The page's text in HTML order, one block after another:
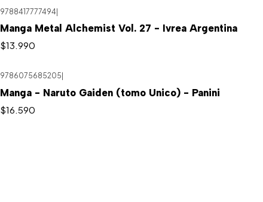
9788417777494
Manga Metal Alchemist Vol. 27 - Ivrea Argentina
$13.990
9786075685205
Manga - Naruto Gaiden (tomo Unico) - Panini
$16.590